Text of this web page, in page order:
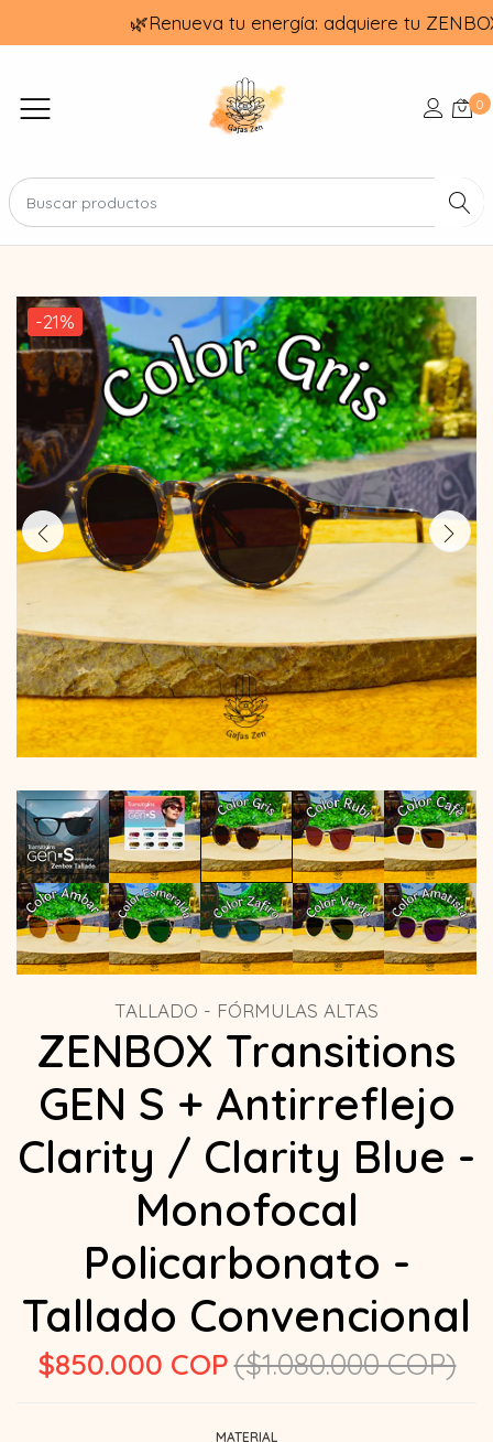
🌿Renueva tu energía: adquiere tu
0
-21%
TALLADO - FÓRMULAS ALTAS
ZENBOX Transitions
GEN S + Antirreflejo
Clarity / Clarity Blue -
Monofocal
Policarbonato -
Tallado Convencional
$850.000 COP($1.080.000 COP)
MATERIAL